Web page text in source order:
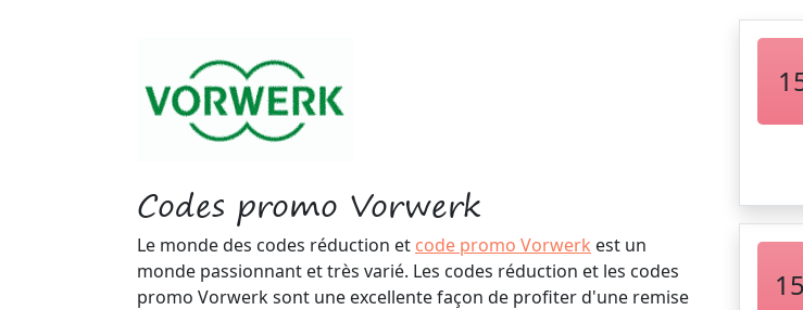
Codes promo Vorwerk
Le monde des codes réduction et code promo Vorwerk est un
monde passionnant et très varié. Les codes réduction et les codes
promo Vorwerk sont une excellente façon de profiter d'une remise